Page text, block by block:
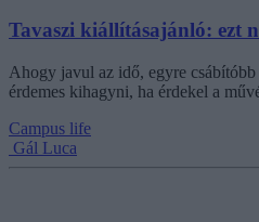
Tavaszi kiállításajánló: ezt
Ahogy javul az idő, egyre
érdemes kihagyni, ha érdekel a
Campus life
Gál Luca